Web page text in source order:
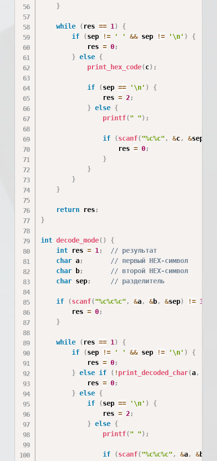
}
while ( res == 1 )
{
if
(sep != ' ' && sep != '\n' )
{
            res
= 0;
} else {
print_hex_code(c) ;
if (sep == '\n' )
{
                res
= 2;
} else {
printf(" ") ;
if (scanf("%c%c" , &c, &sep
                    res
= 0;
}
}
}
}
return res;
}
int decode_mode( )
{
int res = 1 ;
// результат
char a;
// первый HEX-символ
char b;
// второй HEX-символ
char sep; // разделитель
if (scanf("%c%c%c" , &a, &b, &sep) != 3
        res
= 0;
}
while ( res == 1 )
{
if
(sep != ' ' && sep != '\n' )
{
            res
= 0;
} else if ( !print_decoded_char(a,
            res
= 0;
} else {
if
(sep == '\n' )
{
                res
= 2;
} else {
printf(" ") ;
if (scanf("%c%c%c" , &a, &b